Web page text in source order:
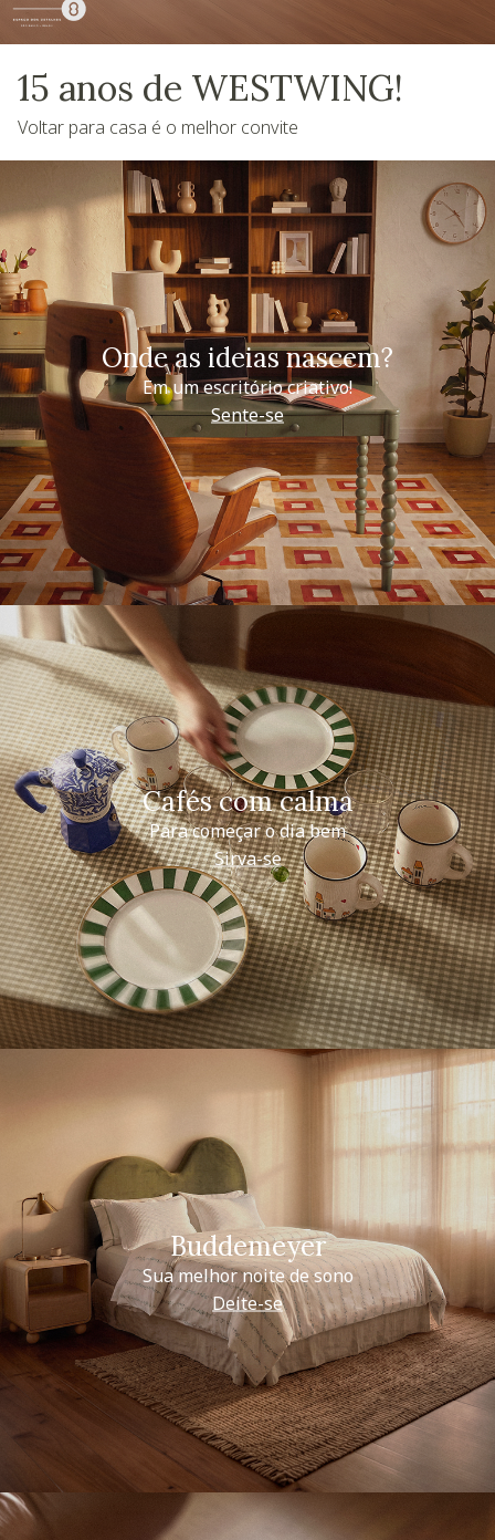
15 anos de WESTWING!
Voltar para casa é o melhor convite
Onde as ideias nascem?
Em um escritório criativo!
Sente-se
Cafés com calma
Para começar o dia bem
Sirva-se
Buddemeyer
Sua melhor noite de sono
Deite-se